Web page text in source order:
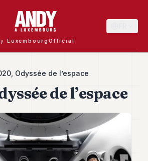
LuxembourgOfficial
Odyssée de l’espace
de l’espace